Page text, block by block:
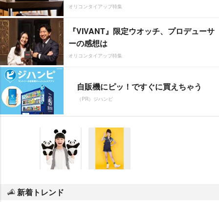
オリコンタイアップ特集
『VIVANT』限定ウオッチ、プロデューサ
ーの感想は
オリコンタイアップ特集
自販機にピッ！ですぐに買えちゃう
（PR）ジハンピ
新着トレンド